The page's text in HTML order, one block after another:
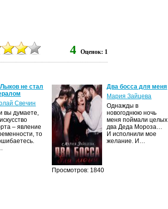
4 Оценок: 1
Лыков не стал
Свечин
вы думаете,
– явление
то
Просмотров: 1840
Два босса для меня
Мария Зайцева
Однажды в
новогоднюю ночь
меня поймали целых
два Деда Мороза…
И исполнили мое
желание. И…